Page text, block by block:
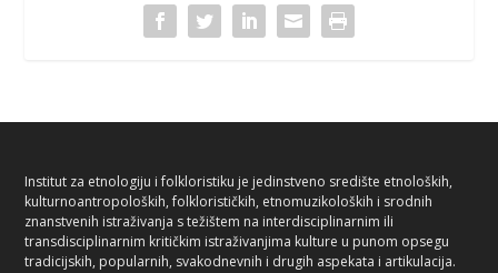
Institut za etnologiju i folkloristiku je jedinstveno središte etnoloških,
kulturnoantropoloških, folklorističkih, etnomuzikoloških i srodnih
znanstvenih istraživanja s težištem na interdisciplinarnim ili
transdisciplinarnim kritičkim istraživanjima kulture u punom opsegu
tradicijskih, popularnih, svakodnevnih i drugih aspekata i artikulacija.